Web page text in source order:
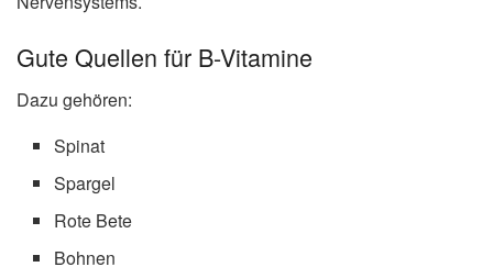
Gute Quellen für B-Vitamine
Dazu gehören:
Spinat
Spargel
Rote Bete
Bohnen